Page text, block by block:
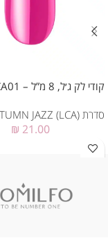
קודי לק ג׳ל, 8 מ”ל – LCA01
סדרת AUTUMN JAZZ (LCA)
₪ 21.00